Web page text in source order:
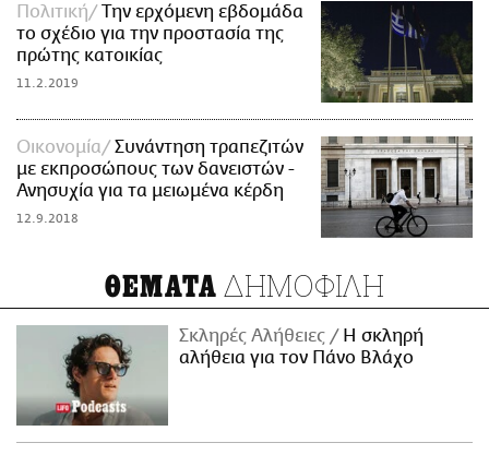
Πολιτική
Την ερχόμενη εβδομάδα
το σχέδιο για την προστασία της
πρώτης κατοικίας
11.2.2019
Οικονομία
Συνάντηση τραπεζιτών
με εκπροσώπους των δανειστών -
Ανησυχία για τα μειωμένα κέρδη
12.9.2018
ΘΕΜΑΤΑ ΔΗΜΟΦΙΛΗ
Σκληρές Αλήθειες
H σκληρή
αλήθεια για τον Πάνο Βλάχο